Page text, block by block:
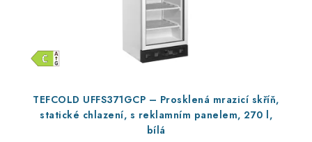
TEFCOLD UFFS371GCP – Prosklená mrazicí skříň,
statické chlazení, s reklamním panelem, 270 l,
bílá